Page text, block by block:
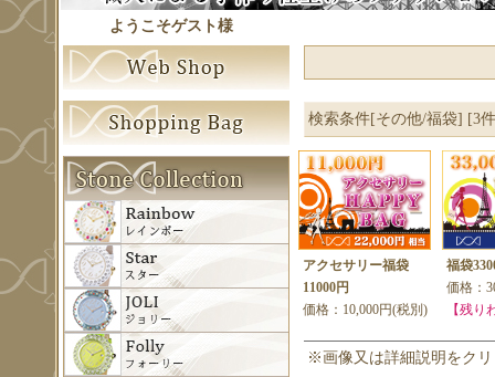
ようこそゲスト様
検索条件[その他/福袋] [3
アクセサリー福袋
11000円
価格：10,000円(税別)
福袋
価格：
【残り
※画像又は詳細説明をク